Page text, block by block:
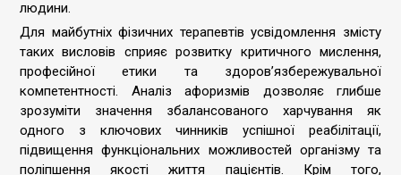
людини.
Для майбутніх фізичних терапевтів усвідомлення змісту
таких висловів сприяє розвитку критичного мислення,
професійної етики та здоров’язбережувальної
компетентності. Аналіз афоризмів дозволяє глибше
зрозуміти значення збалансованого харчування як
одного з ключових чинників успішної реабілітації,
підвищення функціональних можливостей організму та
поліпшення якості життя пацієнтів. Крім того,